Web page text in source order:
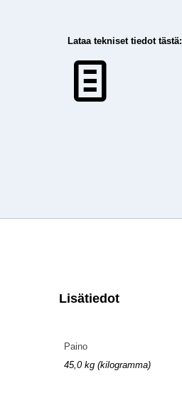
Lataa tekniset tiedot tästä:
Lisätiedot
Paino
45,0 kg (kilogramma)